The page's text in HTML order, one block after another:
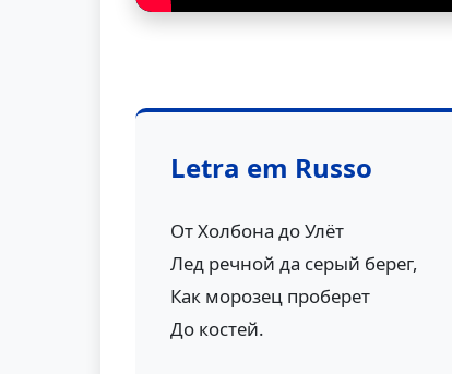
Letra em Russo
От Холбона до Улёт
Лед речной да серый берег,
Как морозец проберет
До костей.